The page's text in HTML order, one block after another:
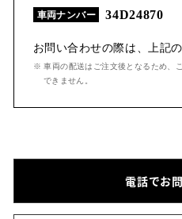
車両ナンバー 34D24870
お問い合わせの際は、上記
※ 車両の配送はご注文後となるため、
できません。
電話でお